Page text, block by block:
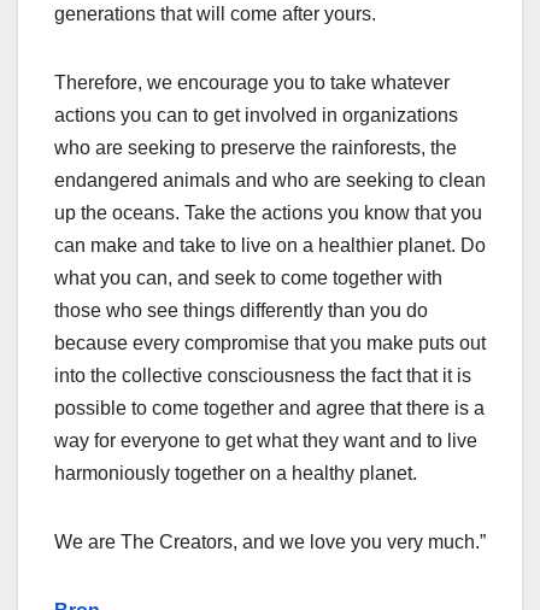
generations that will come after yours.
Therefore, we encourage you to take whatever
actions you can to get involved in organizations
who are seeking to preserve the rainforests, the
endangered animals and who are seeking to clean
up the oceans. Take the actions you know that you
can make and take to live on a healthier planet. Do
what you can, and seek to come together with
those who see things differently than you do
because every compromise that you make puts out
into the collective consciousness the fact that it is
possible to come together and agree that there is a
way for everyone to get what they want and to live
harmoniously together on a healthy planet.
We are The Creators, and we love you very much.”